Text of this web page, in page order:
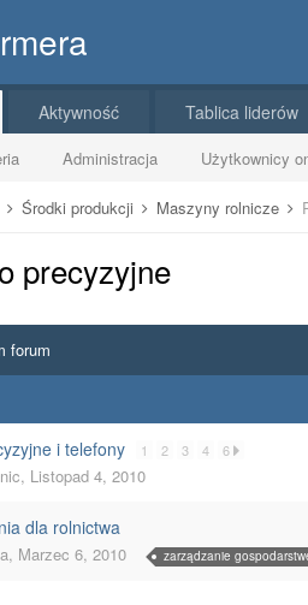
Administracja Użytkownicy
Aktywność Tablica liderów
Środki produkcji Maszyny rolnicze
precyzyjne
forum
i telefony 1 2 3 4 6
, Listopad 4, 2010
dla rolnictwa
, Marzec 6, 2010 zarządzanie